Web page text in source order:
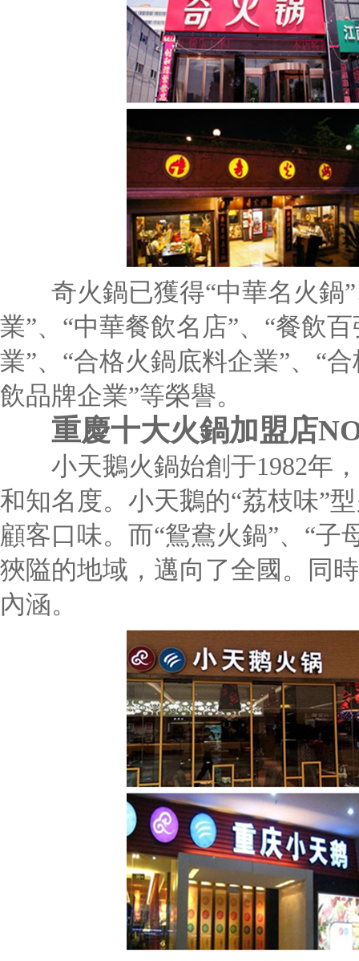
奇火鍋已獲得“中華名火鍋”
業”、“中華餐飲名店”、“餐飲
業”、“合格火鍋底料企業”、“
飲品牌企業”等榮譽。
重慶十大火鍋加盟店
小天鵝火鍋始創于1982年，
和知名度。小天鵝的“荔枝味”
顧客口味。而“鴛鴦火鍋”、“子
狹隘的地域，邁向了全國。同
內涵。